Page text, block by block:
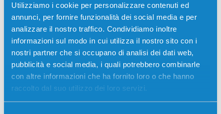
Utilizziamo i cookie per personalizzare contenuti ed
annunci, per fornire funzionalità dei social media e per
analizzare il nostro traffico. Condividiamo inoltre
informazioni sul modo in cui utilizza il nostro sito con i
nostri partner che si occupano di analisi dei dati web,
pubblicità e social media, i quali potrebbero combinarle
con altre informazioni che ha fornito loro o che hanno
raccolto dal suo utilizzo dei loro servizi.